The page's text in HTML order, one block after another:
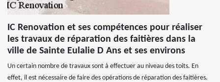
IC Renovation et ses compétences pour réaliser
les travaux de réparation des faitières dans la
ville de Sainte Eulalie D Ans et ses environs
Un certain nombre de travaux sont à effectuer au niveau des toits. En
effet, il est nécessaire de faire des opérations de réparation des faitières.